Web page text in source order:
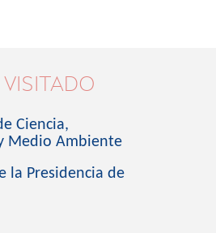
Ciencia,
Medio Ambiente
la Presidencia de